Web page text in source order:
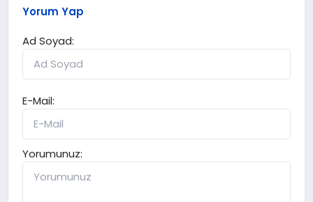
Yorum Yap
Ad Soyad:
E-Mail:
Yorumunuz: